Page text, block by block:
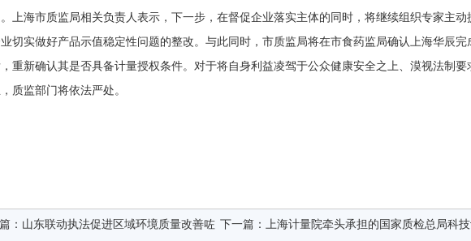
上海市质监局相关负责人表示，下一步，在督促企业落实主体的同时，将继续组织专家主动
切实做好产品示值稳定性问题的整改。与此同时，市质监局将在市食药监局确认上海华辰完
重新确认其是否具备计量授权条件。对于将自身利益凌驾于公众健康安全之上、漠视法制要
质监部门将依法严处。
： 山东联动执法促进区域环境质量改善咗 下一篇： 上海计量院牵头承担的国家质检总局科